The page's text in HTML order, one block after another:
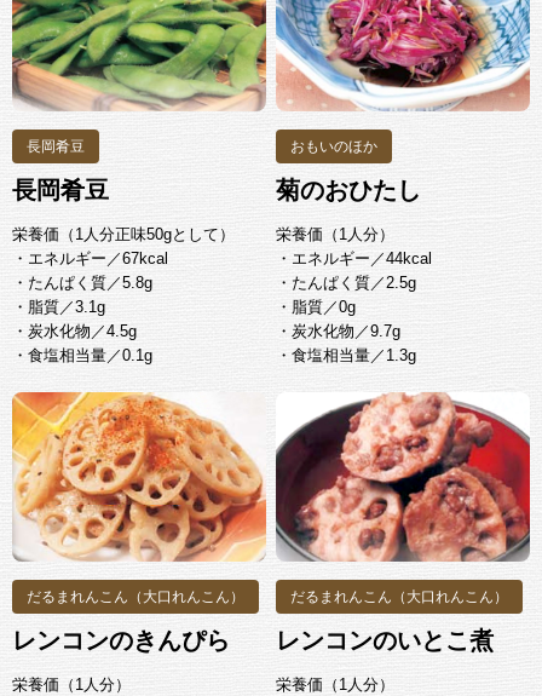
長岡肴豆
長岡肴豆
栄養価（1人分正味50gとして）
・エネルギー／67kcal
・たんぱく質／5.8g
・脂質／3.1g
・炭水化物／4.5g
・食塩相当量／0.1g
おもいのほか
菊のおひたし
栄養価（1人分）
・エネルギー／44kcal
・たんぱく質／2.5g
・脂質／0g
・炭水化物／9.7g
・食塩相当量／1.3g
だるまれんこん（大口れんこん）
レンコンのきんぴら
栄養価（1人分）
だるまれんこん（大口れんこん）
レンコンのいとこ煮
栄養価（1人分）